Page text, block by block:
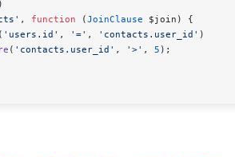
)
, function (JoinClause $join ) {
( 'users.id' , '=' , 'contacts.user_id' )
( 'contacts.user_id' , '>' , 5 );